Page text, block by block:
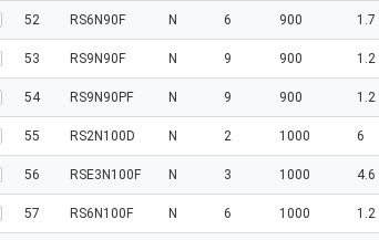
52 RS6N90F N 6 900 1.7
53 RS9N90F N 9 900 1.2
54 RS9N90PF N 9 900 1.2
55 RS2N100D N 2 1000 6
56 RSE3N100F N 3 1000 4.6
57 RS6N100F N 6 1000 1.2